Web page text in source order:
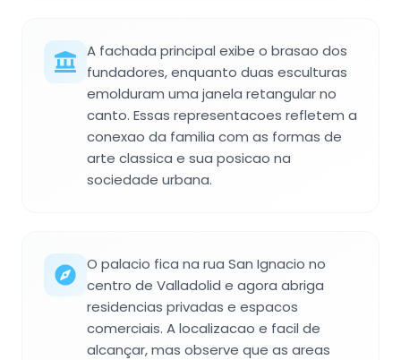
A fachada principal exibe o brasao dos
fundadores, enquanto duas esculturas
emolduram uma janela retangular no
canto. Essas representacoes refletem a
conexao da familia com as formas de
arte classica e sua posicao na
sociedade urbana.
O palacio fica na rua San Ignacio no
centro de Valladolid e agora abriga
residencias privadas e espacos
comerciais. A localizacao e facil de
alcançar, mas observe que as areas